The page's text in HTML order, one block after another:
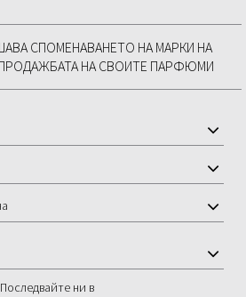
СПОМЕНАВАНЕТО НА МАРКИ НА
НА СВОИТЕ ПАРФЮМИ
Последвайте ни в